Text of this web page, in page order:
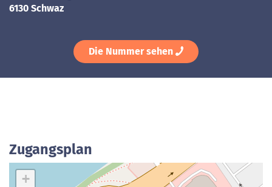
6130 Schwaz
Die Nummer sehen
Zugangsplan
+